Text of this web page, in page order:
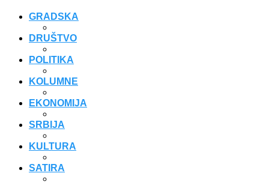
GRADSKA
DRUŠTVO
POLITIKA
KOLUMNE
EKONOMIJA
SRBIJA
KULTURA
SATIRA